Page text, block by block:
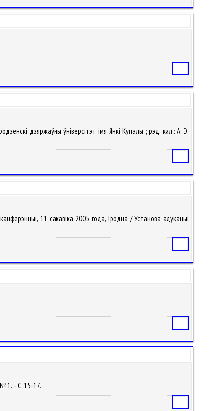
дзяржаўны ўнiверсітэт iмя Янкі Купалы ; рэд. кал.: А. Э.
11 сакавіка 2005 года, Гродна / Установа адукацыі
№ 1. – С. 15-17.